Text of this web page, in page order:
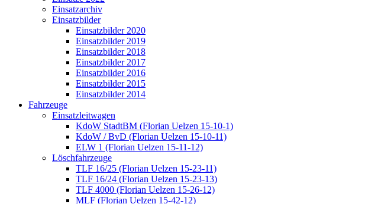
Einsatzarchiv
Einsatzbilder
Einsatzbilder 2020
Einsatzbilder 2019
Einsatzbilder 2018
Einsatzbilder 2017
Einsatzbilder 2016
Einsatzbilder 2015
Einsatzbilder 2014
Fahrzeuge
Einsatzleitwagen
KdoW StadtBM (Florian Uelzen 15-10-1)
KdoW / BvD (Florian Uelzen 15-10-11)
ELW 1 (Florian Uelzen 15-11-12)
Löschfahrzeuge
TLF 16/25 (Florian Uelzen 15-23-11)
TLF 16/24 (Florian Uelzen 15-23-13)
TLF 4000 (Florian Uelzen 15-26-12)
MLF (Florian Uelzen 15-42-12)